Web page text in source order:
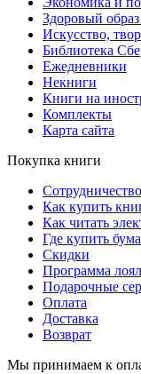
Здоровый
Искусство,
Библиотека
Ежедневники
Некниги
Книги на
Комплекты
Карта сайта
Покупка книги
Как купить
Как читать
Где купить
Скидки
Программа
Подарочные
Оплата
Доставка
Возврат
Мы принимаем к